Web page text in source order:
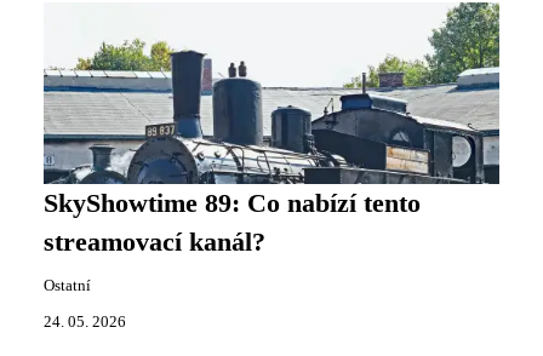
SkyShowtime 89: Co nabízí tento
streamovací kanál?
Ostatní
24. 05. 2026